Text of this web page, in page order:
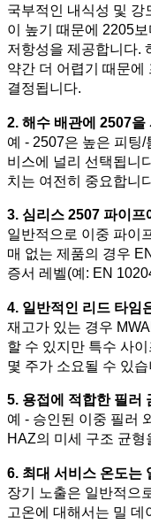
국부적인 내식성 및 강
이 높기 때문에 2205
저항성을 제공합니다.
약간 더 어렵기 때문에
결정됩니다.
2. 해수 배관에 2507을
예 - 2507은 높은 피팅
비스에 널리 선택됩니
치는 여전히 중요합니
3. 심리스 2507 파이
일반적으로 이중 파이
매 없는 제품의 경우
증서 레벨(예: EN
4. 일반적인 리드 타임
재고가 있는 경우
할 수 있지만 특수 사
몇 주가 소요될 수 있습
5. 용접에 적합한 필러
예 - 승인된 이중 필러
HAZ의 미세 구조 균형
6. 최대 서비스 온도는
장기 노출은 일반적으
고온에 대해서는 밀 데